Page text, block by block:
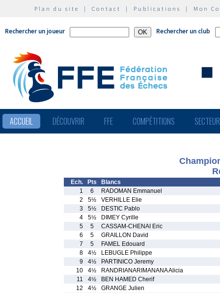
Plan du site | Contact | Publications | Mon
Rechercher un joueur Rechercher un club
ACCUEIL DÉCOUVRIR FFE COMPÉTITIONS
Ech. Pts
Blancs
1
6
RADOMAN Emmanuel
2
5½
VERHILLE Elie
3
5½
DESTIC Pablo
4
5½
DIMEY Cyrille
5
5
CASSAM-CHENAI Eric
6
5
GRAILLON David
7
5
FAMEL Edouard
8
4½
LEBUGLE Philippe
9
4½
PARTINICO Jeremy
10
4½
RANDRIANARIMANANA Alicia
11
4½
BEN HAMED Cherif
12
4½
GRANGE Julien